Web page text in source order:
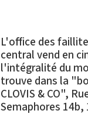
L'office des
central vend en
l'intégralité du
trouve dans la
CLOVIS & CO",
Semaphores 14b,